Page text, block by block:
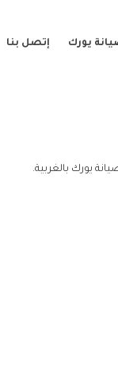
يورك إتصل بنا
يورك بالغربية.